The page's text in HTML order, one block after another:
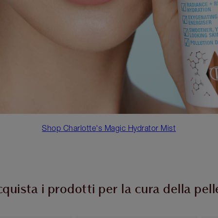
Shop Charlotte's Magic Hydrator Mist
i prodotti per la cura della